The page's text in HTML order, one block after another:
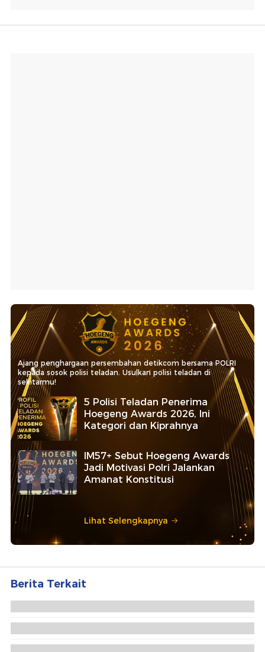
Ajang penghargaan persembahan detikcom bersama POLRI
kepada sosok polisi teladan. Usulkan polisi teladan di
sekitarmu!
5 Polisi Teladan Penerima
Hoegeng Awards 2026, Ini
Kategori dan Kiprahnya
IM57+ Sebut Hoegeng Awards
Jadi Motivasi Polri Jalankan
Amanat Konstitusi
Lihat Selengkapnya
Berita Terkait